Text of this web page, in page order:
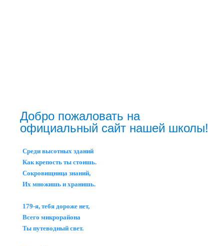
Добро пожаловать на
официальный сайт нашей школы!
Среди высотных зданий
Как крепость ты стоишь.
Сокровищница знаний,
Их множишь и хранишь.
179-я, тебя дороже нет,
Всего микрорайона
Ты путеводный свет.